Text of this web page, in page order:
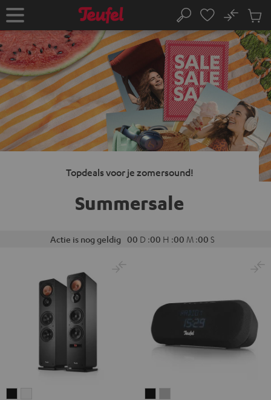
Home Zoeken
No
Topdeals voor je zomersound!
Summersale
Actie is nog geldig 00 D :00 H :00 M :00 S